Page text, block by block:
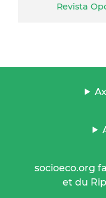
Revista
socioeco.org
et du